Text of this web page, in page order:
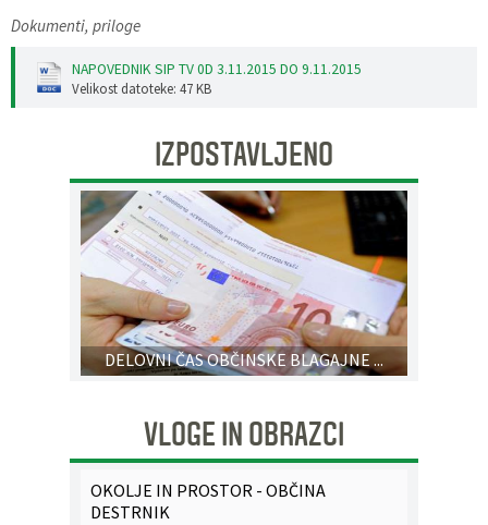
Dokumenti, priloge
NAPOVEDNIK SIP TV 0D 3.11.2015 DO 9.11.2015
Velikost datoteke: 47 KB
IZPOSTAVLJENO
DELOVNI ČAS OBČINSKE BLAGAJNE ...
VLOGE IN OBRAZCI
OKOLJE IN PROSTOR - OBČINA
DESTRNIK
Pobratene občine
Organigram
Varstvo osebnih podatkov
Katalog informacij javnega značaja
Strategije, programi
Glasilo Občan
Uradni vestniki
Lokalne volitve
Lokalna ponudba